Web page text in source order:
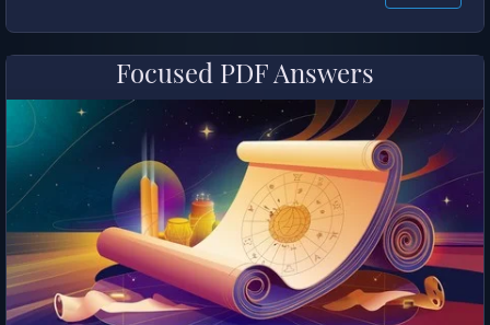
Focused PDF Answers